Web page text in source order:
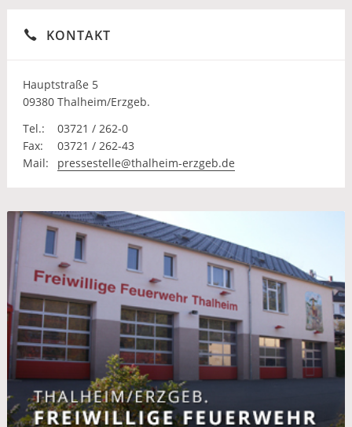
KONTAKT
Hauptstraße 5
09380 Thalheim/Erzgeb.
Tel.:
03721 / 262-0
Fax:
03721 / 262-43
Mail:
pressestelle@thalheim-erzgeb.de